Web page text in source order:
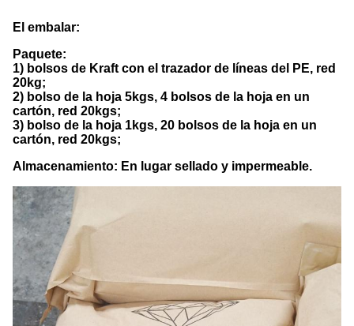
El embalar:
Paquete:
1) bolsos de Kraft con el trazador de líneas del PE, red
20kg;
2) bolso de la hoja 5kgs, 4 bolsos de la hoja en un
cartón, red 20kgs;
3) bolso de la hoja 1kgs, 20 bolsos de la hoja en un
cartón, red 20kgs;
Almacenamiento: En lugar sellado y impermeable.